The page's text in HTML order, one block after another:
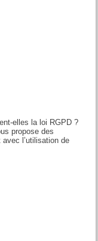
elles la loi RGPD ?
propose des
l’utilisation de